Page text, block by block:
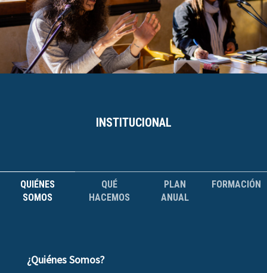
INSTITUCIONAL
QUIÉNES
SOMOS
QUÉ
HACEMOS
PLAN
ANUAL
FORMACIÓN
¿Quiénes Somos?